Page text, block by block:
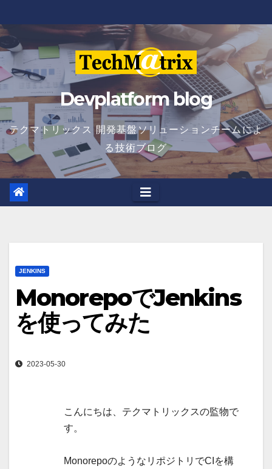
to
content
Devplatform blog
テクマトリックス 開発基盤ソリューションチームによ
る技術ブログ
JENKINS
MonorepoでJenkins
を使ってみた
2023-05-30
こんにちは、テクマトリックスの監物で
す。
MonorepoのようなリポジトリでCIを構